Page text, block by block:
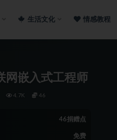
生活文化 情感教程
网嵌入式工程师
4.7K 46
46捐赠点
免费